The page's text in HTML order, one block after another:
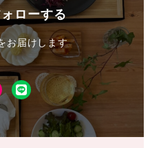
ローする
お届けします
LINE
達